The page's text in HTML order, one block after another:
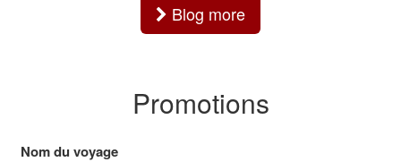
Blog more
Promotions
Nom du voyage